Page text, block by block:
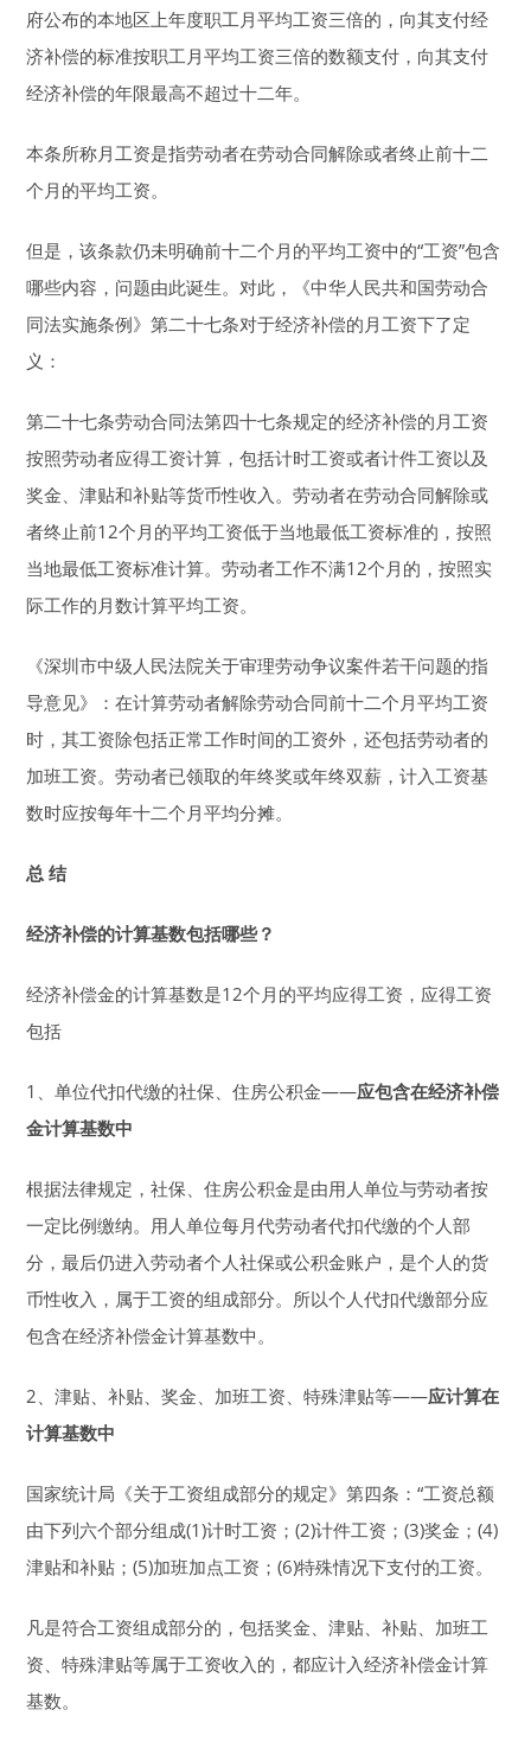
府公布的本地区上年度职工月平均工资三倍的，向其支付经
济补偿的标准按职工月平均工资三倍的数额支付，向其支付
经济补偿的年限最高不超过十二年。
本条所称月工资是指劳动者在劳动合同解除或者终止前十二
个月的平均工资。
但是，该条款仍未明确前十二个月的平均工资中的“工资”包含
哪些内容，问题由此诞生。对此，《中华人民共和国劳动合
同法实施条例》第二十七条对于经济补偿的月工资下了定
义：
第二十七条劳动合同法第四十七条规定的经济补偿的月工资
按照劳动者应得工资计算，包括计时工资或者计件工资以及
奖金、津贴和补贴等货币性收入。劳动者在劳动合同解除或
者终止前12个月的平均工资低于当地最低工资标准的，按照
当地最低工资标准计算。劳动者工作不满12个月的，按照实
际工作的月数计算平均工资。
《深圳市中级人民法院关于审理劳动争议案件若干问题的指
导意见》：在计算劳动者解除劳动合同前十二个月平均工资
时，其工资除包括正常工作时间的工资外，还包括劳动者的
加班工资。劳动者已领取的年终奖或年终双薪，计入工资基
数时应按每年十二个月平均分摊。
总 结
经济补偿的计算基数包括哪些？
经济补偿金的计算基数是12个月的平均应得工资，应得工资
包括
1、单位代扣代缴的社保、住房公积金——应包含在经济补偿
金计算基数中
根据法律规定，社保、住房公积金是由用人单位与劳动者按
一定比例缴纳。用人单位每月代劳动者代扣代缴的个人部
分，最后仍进入劳动者个人社保或公积金账户，是个人的货
币性收入，属于工资的组成部分。所以个人代扣代缴部分应
包含在经济补偿金计算基数中。
2、津贴、补贴、奖金、加班工资、特殊津贴等——应计算在
计算基数中
国家统计局《关于工资组成部分的规定》第四条：“工资总额
由下列六个部分组成(1)计时工资；(2)计件工资；(3)奖金；(4)
津贴和补贴；(5)加班加点工资；(6)特殊情况下支付的工资。
凡是符合工资组成部分的，包括奖金、津贴、补贴、加班工
资、特殊津贴等属于工资收入的，都应计入经济补偿金计算
基数。